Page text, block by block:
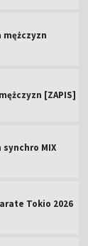
mężczyzn
[ZAPIS]
synchro MIX
Tokio 2026